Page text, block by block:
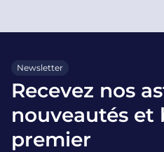
Newsletter
Recevez nos
nouveautés et
premier